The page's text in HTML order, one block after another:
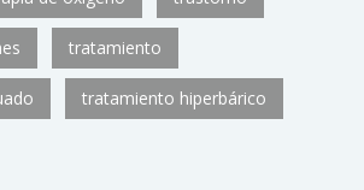
tratamiento
tratamiento hiperbárico